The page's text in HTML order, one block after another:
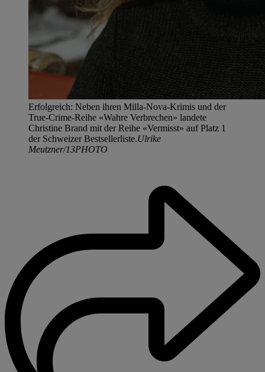
Erfolgreich: Neben ihren Milla-Nova-Krimis und der
True-Crime-Reihe «Wahre Verbrechen» landete
Christine Brand mit der Reihe «Vermisst» auf Platz 1
der Schweizer Bestsellerliste.Ulrike
Meutzner/13PHOTO